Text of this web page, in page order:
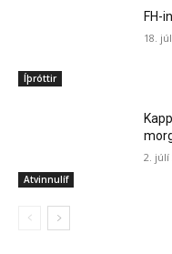
Íþróttir
FH-
18.
Atvinnulíf
2. júlí